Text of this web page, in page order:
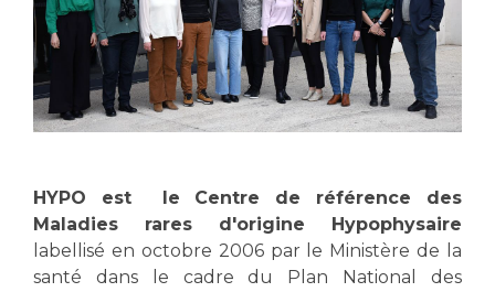
Salon des familles
Transports sanitaires
Vos droits, vos devoirs
Handi 13
Pôle Médecine Physique et Réadaptation
Accueil sourds et malentendants
Les structures de recherche
Écoles et Instituts de Formation
Professionnels de santé
HYPO est le Centre de référence des
Maladies rares d'origine Hypophysaire
labellisé en octobre 2006 par le Ministère de la
santé dans le cadre du Plan National des